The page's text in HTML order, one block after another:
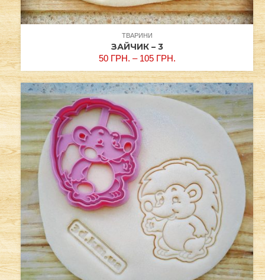
ТВАРИНИ
ЗАЙЧИК – 3
50 ГРН. – 105 ГРН.